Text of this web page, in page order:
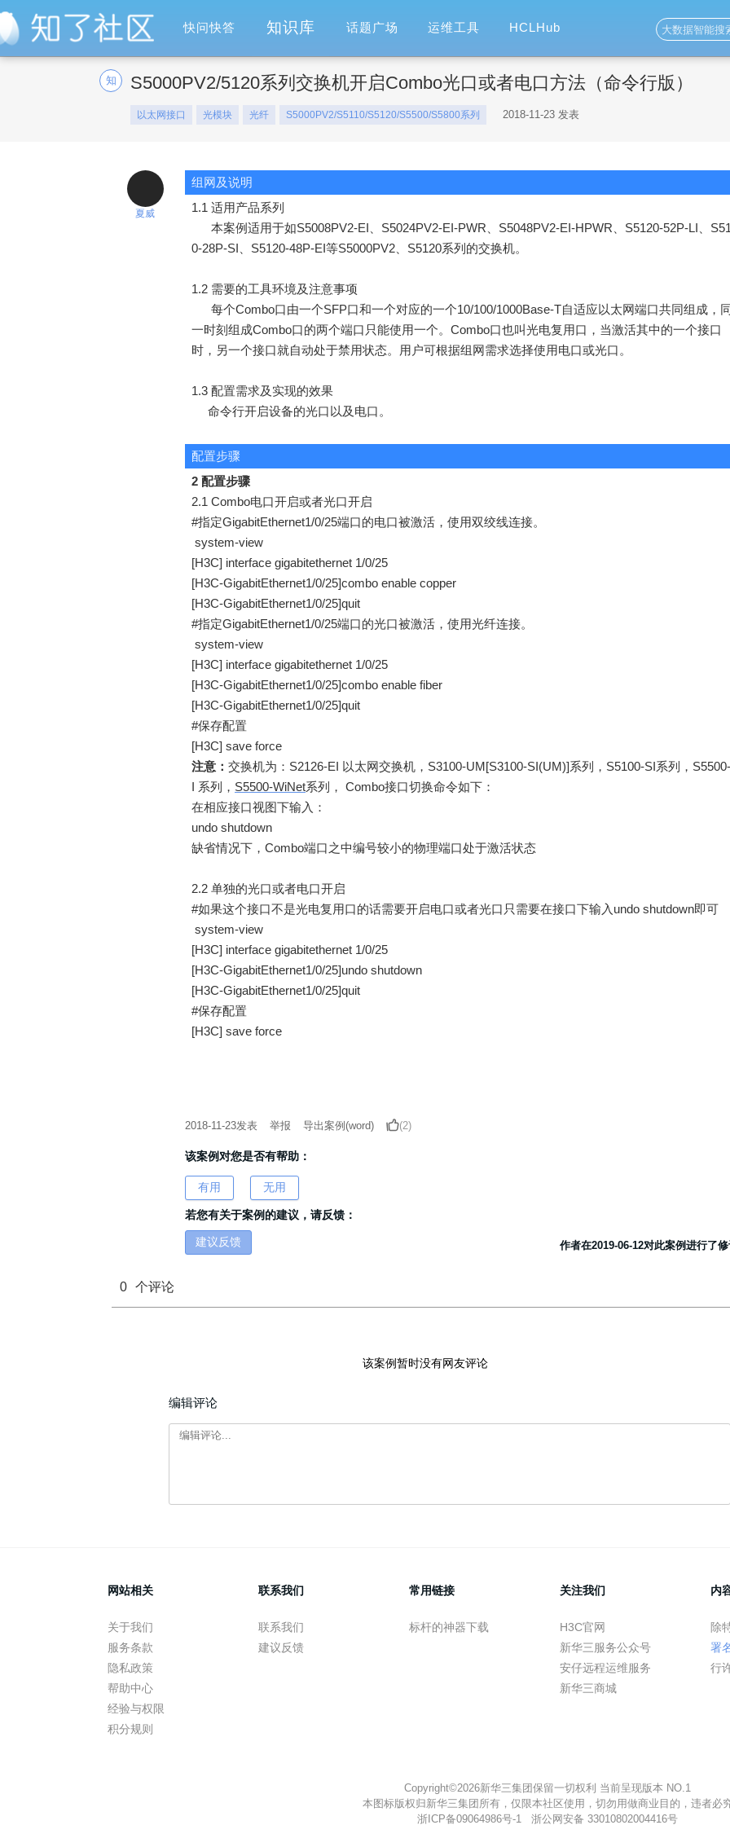
快问快答 知识库 话题广场 运维工具 HCLHub
知 S5000PV2/5120系列交换机开启Combo光口或者电口方法（命令行版）
以太网接口 光模块 光纤 S5000PV2/S5110/S5120/S5500/S5800系列 2018-11-23 发表
夏威
组网及说明
1.1 适用产品系列
本案例适用于如S5008PV2-EI、S5024PV2-EI-PWR、S5048PV2-EI-HPWR、S5120-52P-LI、
0-28P-SI、S5120-48P-EI等S5000PV2、S5120系列的交换机。
1.2 需要的工具环境及注意事项
每个Combo口由一个SFP口和一个对应的一个10/100/1000Base-T自适应以太网端口共同组成，
一时刻组成Combo口的两个端口只能使用一个。 Combo口也叫光电复用口，当激活其中的一个接口
时，另一个接口就自动处于禁用状态。用户可根据组网需求选择使用电口或光口。
1.3 配置需求及实现的效果
命令行开启设备的光口 以及 电口 。
配置步骤
2 配置步骤
2.1 Combo电口开启或者光口开启
#指定GigabitEthernet1/0/25端口的电口被激活，使用双绞线连接。
system-view
[H3C] interface gigabitethernet 1/0/25
[H3C-GigabitEthernet1/0/25]combo enable copper
[H3C-GigabitEthernet1/0/25]quit
#指定GigabitEthernet1/0/25端口的光口被激活，使用光纤连接。
system-view
[H3C] interface gigabitethernet 1/0/25
[H3C-GigabitEthernet1/0/25]combo enable fiber
[H3C-GigabitEthernet1/0/25]quit
#保存配置
[H3C] save force
注意： 交换机为： S2126-EI 以太网交换机 ， S3100-UM[S3100-SI(UM)]系列 ， S5100-SI系列，
I 系列 ， S5500-WiNet系列 ， Combo接口切换命令如下：
在相应接口视图下输入 ：
undo shutdown
缺省情况下， Combo端口之中编号较小的物理端口处于激活状态
2.2 单独的光口或者电口开启
#如果这个接口不是光电复用口的话需要开启电口或者光口只需要在接口下输入 undo shutdown即可
system-view
[H3C] interface gigabitethernet 1/0/25
[H3C-GigabitEthernet1/0/25]undo shutdown
[H3C-GigabitEthernet1/0/25]quit
#保存配置
[H3C] save force
2018-11-23发表 举报 导出案例(word) (2)
该案例对您是否有帮助：
有用 无用
若您有关于案例的建议，请反馈：
建议反馈 作者在2019-06-12对此案例进行了
0 个评论
该案例暂时没有网友评论
编辑评论
网站相关
关于我们
服务条款
隐私政策
帮助中心
经验与权限
积分规则
联系我们
联系我们
建议反馈
常用链接
标杆的神器下载
关注我们
H3C官网
新华三服务公众号
安仔远程运维服务
新华三商城
内
除
署
行
Copyright©2026新华三集团保留一切权利 当前呈现版本 NO.1
本图标版权归新华三集团所有，仅限本社区使用，切勿用做商业目的，违者必
浙ICP备09064986号-1
浙公网安备 33010802004416号